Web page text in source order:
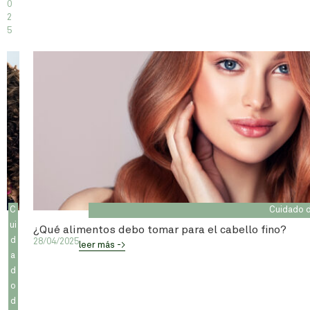
0
2
5
C
ui
d
a
d
o
d
Cuidado
¿Qué alimentos debo tomar para el cabello fino?
28/04/2025leer más ->